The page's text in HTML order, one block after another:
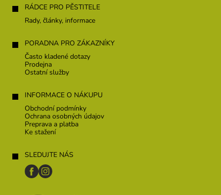
RÁDCE PRO PĚSTITELE
Rady, články, informace
PORADNA PRO ZÁKAZNÍKY
Často kladené dotazy
Prodejna
Ostatní služby
INFORMACE O NÁKUPU
Obchodní podmínky
Ochrana osobných údajov
Preprava a platba
Ke stažení
SLEDUJTE NÁS